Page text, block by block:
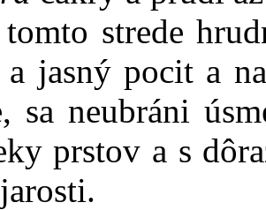
strede
a jasný pocit a
sa neubráni
prstov a s